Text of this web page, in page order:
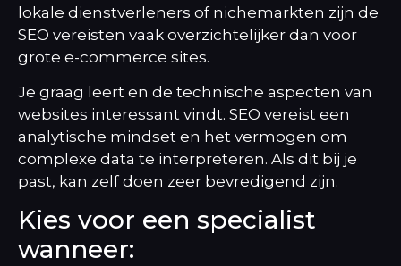
lokale dienstverleners of nichemarkten zijn de
SEO vereisten vaak overzichtelijker dan voor
grote e-commerce sites.
Je graag leert en de technische aspecten van
websites interessant vindt. SEO vereist een
analytische mindset en het vermogen om
complexe data te interpreteren. Als dit bij je
past, kan zelf doen zeer bevredigend zijn.
Kies voor een specialist
wanneer: